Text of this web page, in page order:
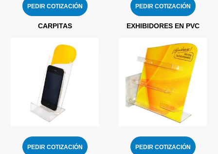
PEDIR COTIZACIÓN
CARPITAS
PEDIR COTIZACIÓN
EXHIBIDORES EN PVC
PEDIR COTIZACIÓN PEDIR COTIZACIÓN